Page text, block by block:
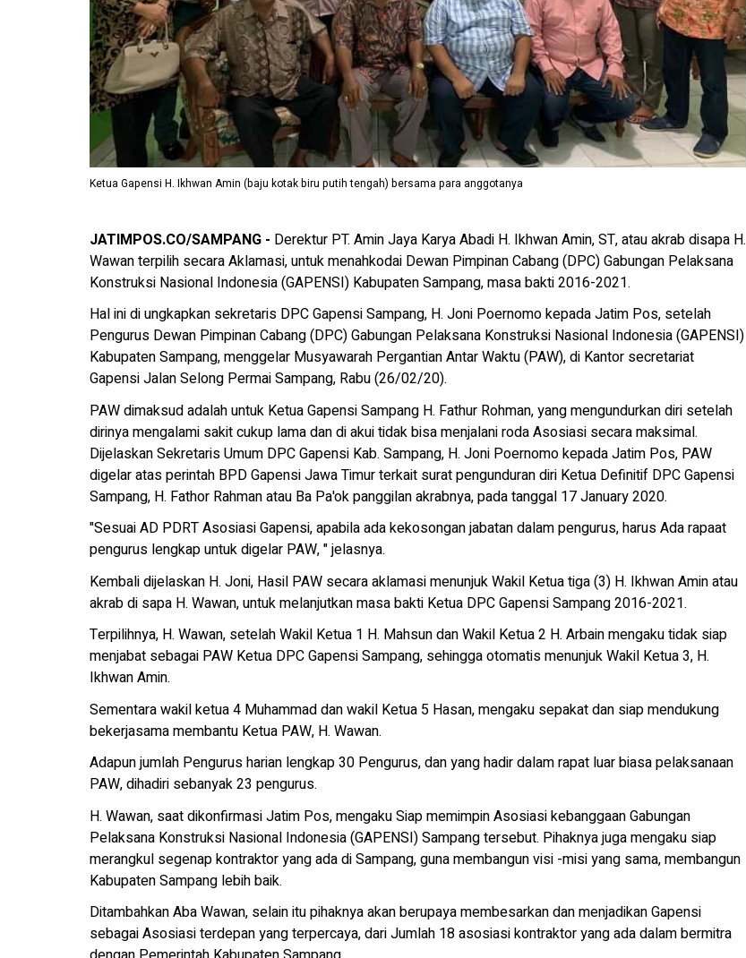
Ketua Gapensi H. Ikhwan Amin (baju kotak biru putih tengah) bersama para anggotanya
JATIMPOS.CO/SAMPANG - Derektur PT. Amin Jaya Karya Abadi H. Ikhwan Amin, ST, atau akrab disapa H.
Wawan terpilih secara Aklamasi, untuk menahkodai Dewan Pimpinan Cabang (DPC) Gabungan Pelaksana
Konstruksi Nasional Indonesia (GAPENSI) Kabupaten Sampang, masa bakti 2016-2021.
Hal ini di ungkapkan sekretaris DPC Gapensi Sampang, H. Joni Poernomo kepada Jatim Pos, setelah
Pengurus Dewan Pimpinan Cabang (DPC) Gabungan Pelaksana Konstruksi Nasional Indonesia (GAPENSI)
Kabupaten Sampang, menggelar Musyawarah Pergantian Antar Waktu (PAW), di Kantor secretariat
Gapensi Jalan Selong Permai Sampang, Rabu (26/02/20).
PAW dimaksud adalah untuk Ketua Gapensi Sampang H. Fathur Rohman, yang mengundurkan diri setelah
dirinya mengalami sakit cukup lama dan di akui tidak bisa menjalani roda Asosiasi secara maksimal.
Dijelaskan Sekretaris Umum DPC Gapensi Kab. Sampang, H. Joni Poernomo kepada Jatim Pos, PAW
digelar atas perintah BPD Gapensi Jawa Timur terkait surat pengunduran diri Ketua Definitif DPC Gapensi
Sampang, H. Fathor Rahman atau Ba Pa'ok panggilan akrabnya, pada tanggal 17 January 2020.
"Sesuai AD PDRT Asosiasi Gapensi, apabila ada kekosongan jabatan dalam pengurus, harus Ada rapaat
pengurus lengkap untuk digelar PAW, " jelasnya.
Kembali dijelaskan H. Joni, Hasil PAW secara aklamasi menunjuk Wakil Ketua tiga (3) H. Ikhwan Amin atau
akrab di sapa H. Wawan, untuk melanjutkan masa bakti Ketua DPC Gapensi Sampang 2016-2021.
Terpilihnya, H. Wawan, setelah Wakil Ketua 1 H. Mahsun dan Wakil Ketua 2 H. Arbain mengaku tidak siap
menjabat sebagai PAW Ketua DPC Gapensi Sampang, sehingga otomatis menunjuk Wakil Ketua 3, H.
Ikhwan Amin.
Sementara wakil ketua 4 Muhammad dan wakil Ketua 5 Hasan, mengaku sepakat dan siap mendukung
bekerjasama membantu Ketua PAW, H. Wawan.
Adapun jumlah Pengurus harian lengkap 30 Pengurus, dan yang hadir dalam rapat luar biasa pelaksanaan
PAW, dihadiri sebanyak 23 pengurus.
H. Wawan, saat dikonfirmasi Jatim Pos, mengaku Siap memimpin Asosiasi kebanggaan Gabungan
Pelaksana Konstruksi Nasional Indonesia (GAPENSI) Sampang tersebut. Pihaknya juga mengaku siap
merangkul segenap kontraktor yang ada di Sampang, guna membangun visi -misi yang sama, membangun
Kabupaten Sampang lebih baik.
Ditambahkan Aba Wawan, selain itu pihaknya akan berupaya membesarkan dan menjadikan Gapensi
sebagai Asosiasi terdepan yang terpercaya, dari Jumlah 18 asosiasi kontraktor yang ada dalam bermitra